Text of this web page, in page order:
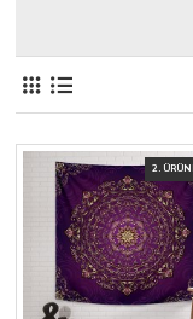
2.